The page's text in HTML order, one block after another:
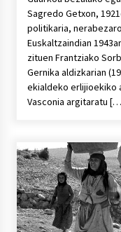
Sagredo Getxon,
politikaria,
Euskaltzaindian
zituen Frantziako
Gernika aldizkarian
ekialdeko erlijioekiko
Vasconia argitaratu